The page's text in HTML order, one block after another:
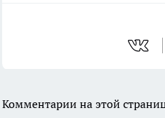
Комментарии на этой